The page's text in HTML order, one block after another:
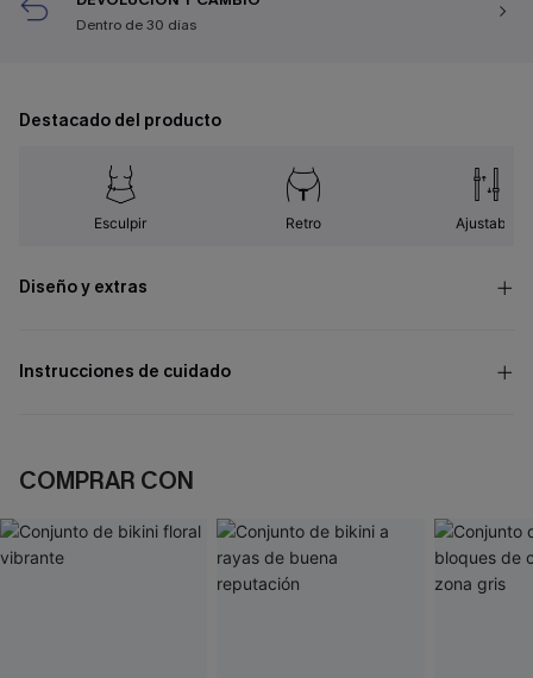
Dentro de 30 días
Destacado del producto
Esculpir Retro Ajustable
Diseño y extras
Instrucciones de cuidado
COMPRAR CON